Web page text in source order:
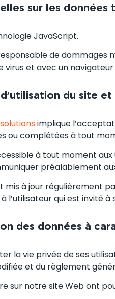
sur les données
JavaScript.
de dommages
virus et avec un
du site
implique
ou complétées à tout
à tout moment
préalablement
mis à jour
l’utilisateur qui est invité
des données à
la vie privée de ses
et du règlement
sur notre site Web ont